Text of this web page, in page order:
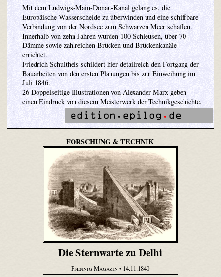
Mit dem Ludwigs-Main-Donau-Kanal gelang es, die
Europäische Wasserscheide zu überwinden und eine schiffbare
Verbindung von der Nordsee zum Schwarzen Meer schaffen.
Innerhalb von zehn Jahren wurden 100 Schleusen, über 70
Dämme sowie zahlreichen Brücken und Brückenkanäle
errichtet.
Friedrich Schultheis schildert hier detailreich den Fortgang der
Bauarbeiten von den ersten Planungen bis zur Einweihung im
Juli 1846.
26 Doppelseitige Illustrationen von Alexander Marx geben
einen Eindruck von diesem Meisterwerk der Technikgeschichte.
FORSCHUNG & TECHNIK
Die Sternwarte zu Delhi
Pfennig Magazin• 14.11.1840